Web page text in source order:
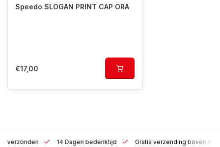
Speedo SLOGAN PRINT CAP ORA
€17,00
h verzonden 14 Dagen bedenktijd Gratis verzending boven